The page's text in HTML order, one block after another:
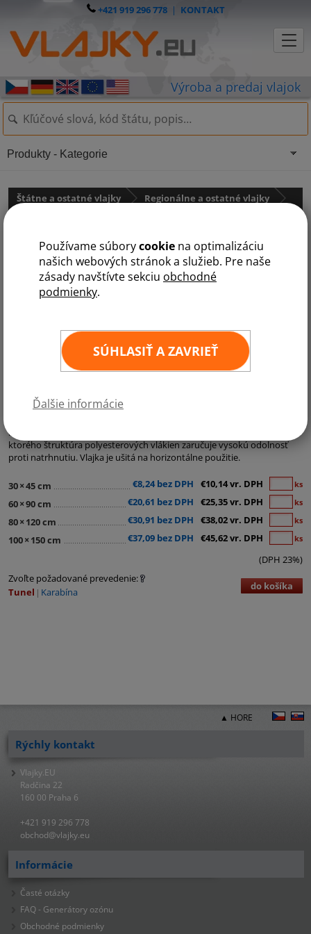
Používame súborycookie na optimalizáciu
našich webových stránok a služieb. Pre naše
zásady navštívte sekciu obchodné
podmienky.
SÚHLASIŤ A ZAVRIEŤ
Ďalšie informácie
+421 919 296 778| KONTAKT
Štátne a ostatné vlajky
Regionálne a ostatné vlajky
Vlajka Konfederácia
najpoužívanejší lesklý vlajkový materiál s hmotnosťou cca 120g/m2,
ktorého štruktúra polyesterových vlákien zaručuje vysokú odolnosť
proti natrhnutiu. Vlajka je ušitá na horizontálne použitie.
30×45 cm €8,24 bez DPH €10,14 vr. DPH ks
60×90 cm €20,61 bez DPH €25,35 vr. DPH ks
80× 120 cm €30,91 bez DPH €38,02 vr. DPH ks
100× 150 cm €37,09 bez DPH €45,62 vr. DPH ks
(DPH 23%)
Zvoľte požadované prevedenie:
Tunel
Karabína do košíka
Produkty - Kategorie
▲ HORE
Rýchly kontakt
Vlajky.EU
Radčina 22
160 00 Praha 6
+421 919 296 778
obchod@vlajky.eu
Informácie
Časté otázky
FAQ - Generátory ozónu
Obchodné podmienky